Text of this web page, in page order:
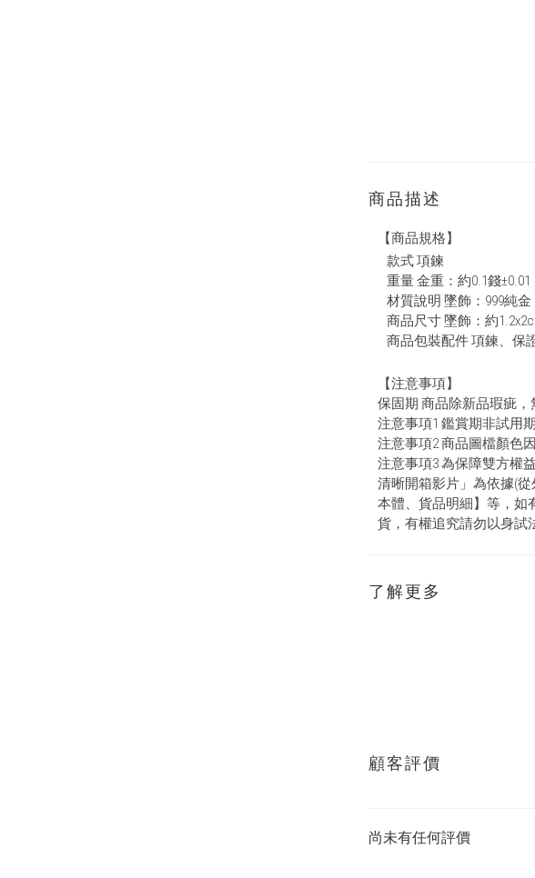
商品描述
【商品規格】
款式 項鍊
重量 金重：約0.1錢±0.01
材質說明 墜飾：999純
商品尺寸 墜飾：約
商品包裝配件 項鍊、保
【注意事項】
保固期 商品除新品瑕疵，
注意事項1 鑑賞期非試用
注意事項2 商品圖檔顏色
注意事項3 為保障雙方權
清晰開箱影片」為依據(
本體、貨品明細】等，如
貨，有權追究請勿以身試
了解更多
顧客評價
尚未有任何評價